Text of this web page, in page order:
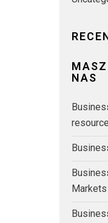
NAS
Markets